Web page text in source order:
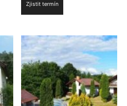
Zjistit termín